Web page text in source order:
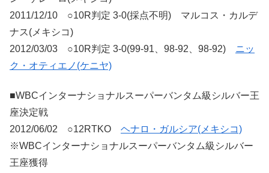
2011/12/10 ○10R判定 3-0(採点不明) マルコス・カルデ
ナス(メキシコ)
2012/03/03 ○10R判定 3-0(99-91、98-92、98-92) ニッ
ク・オティエノ(ケニヤ)
■WBCインターナショナルスーパーバンタム級シルバー王
座決定戦
2012/06/02 ○12RTKO ヘナロ・ガルシア(メキシコ)
※WBCインターナショナルスーパーバンタム級シルバー
王座獲得